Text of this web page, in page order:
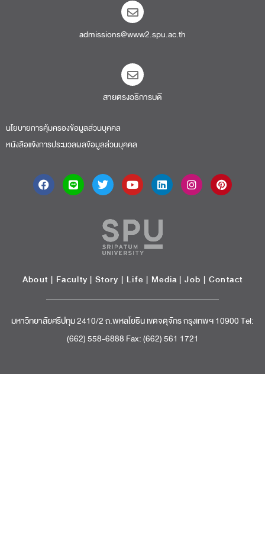
admissions@www2.spu.ac.th
สายตรงอธิการบดี​
นโยบายการคุ้มครองข้อมูลส่วนบุคคล
หนังสือแจ้งการประมวลผลข้อมูลส่วนบุคคล
About | Faculty | Story | Life | Media |Job | Contact
มหาวิทยาลัยศรีปทุม 2410/2 ถ.พหลโยธิน เขตจตุจักร กรุงเทพฯ 10900 Tel:
(662) 558-6888 Fax: (662) 561 1721